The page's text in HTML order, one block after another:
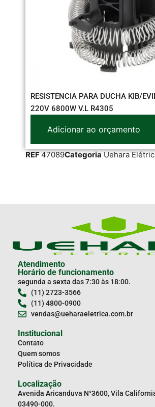
RESISTENCIA PARA DUCHA KIB/
220V 6800W V.L R4305
Adicionar ao orçamento
REF47089Categoria Uehara
Atendimento
Horário de funcionamento
segunda a sexta das 7:30 às 18:00.
(11) 2723-3566
(11) 4800-0900
vendas@ueharaeletrica.com.br
Institucional
Contato
Quem somos
Política de Privacidade
Localização
Avenida Aricanduva N°3600, Vila
03490-000.